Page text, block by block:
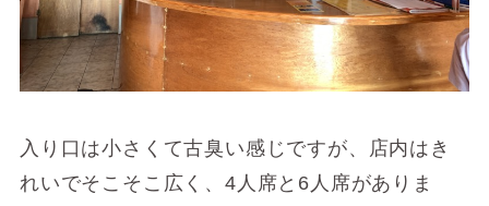
入り口は小さくて古臭い感じですが、店内はき
れいでそこそこ広く、4人席と6人席がありま